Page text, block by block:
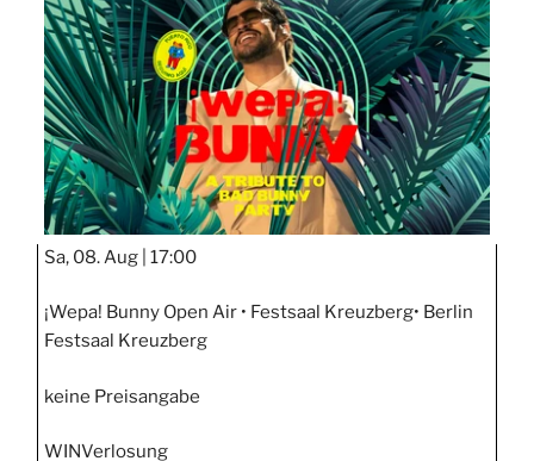
STIPP
Sa, 08. Aug | 17:00
¡Wepa! Bunny Open Air • Festsaal Kreuzberg• Berlin
Festsaal Kreuzberg
keine Preisangabe
WINVerlosung